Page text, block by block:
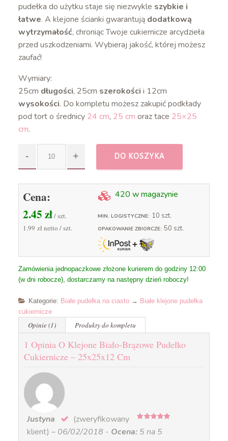
pudełka do użytku staje się niezwykle szybkie i
łatwe. A klejone ścianki gwarantują dodatkową
wytrzymałość, chroniąc Twoje cukiernicze arcydzieła
przed uszkodzeniami. Wybieraj jakość, której możesz
zaufać!
Wymiary:
25cm długości, 25cm szerokości i 12cm
wysokości. Do kompletu możesz zakupić podkłady
pod tort o średnicy 24 cm, 25 cm oraz tace 25×25
cm.
DO KOSZYKA
Cena:
2.45zł/ szt.
1.99 złnetto / szt.
420 w magazynie
MIN. LOGISTYCZNE: 10 szt.
OPAKOWANIE ZBIORCZE: 50 szt.
Zamówienia jednopaczkowe złożone kurierem do godziny 12:00
(w dni robocze), dostarczamy na następny dzień roboczy!
Kategorie: Białe pudełka na ciasto→ Białe klejone pudełka
cukiernicze
Opinie (1) Produkty do kompletu
1 Opinia O Klejone Biało-Brązowe Pudełko
Cukiernicze – 25x25x12 Cm
Justyna
(zweryfikowany
klient) – 06/02/2018 - Ocena: 5 na 5